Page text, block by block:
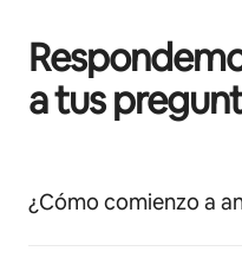
a tus
¿Cómo comienzo a